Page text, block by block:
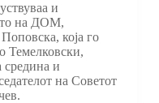
и
на ДОМ,
која го
Темелковски,
средина и
на Советот